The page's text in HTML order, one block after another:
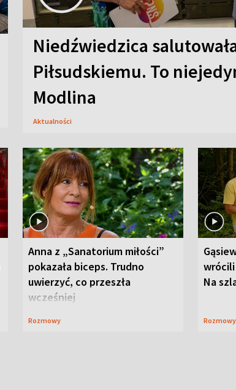
Niedźwiedzica
Piłsudskiemu. To
Modlina
Aktualności
Anna z „Sanatorium miłości”
pokazała biceps. Trudno
uwierzyć, co przeszła
wcześniej
Rozmowy
Na
Rozmowy